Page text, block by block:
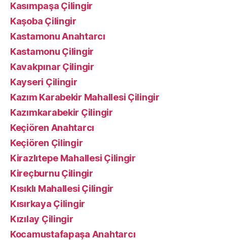
Kasımpaşa Çilingir
Kaşoba Çilingir
Kastamonu Anahtarcı
Kastamonu Çilingir
Kavakpınar Çilingir
Kayseri Çilingir
Kazım Karabekir Mahallesi Çilingir
Kazımkarabekir Çilingir
Keçiören Anahtarcı
Keçiören Çilingir
Kirazlıtepe Mahallesi Çilingir
Kireçburnu Çilingir
Kısıklı Mahallesi Çilingir
Kısırkaya Çilingir
Kızılay Çilingir
Kocamustafapaşa Anahtarcı